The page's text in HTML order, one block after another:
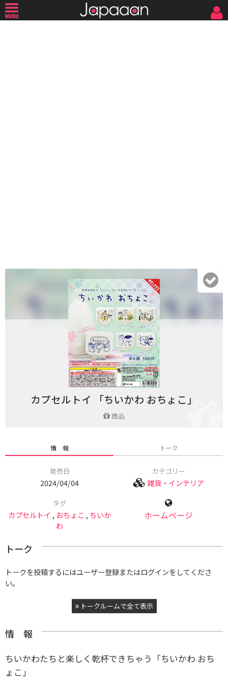
カプセルトイ 「ちいかわ おちょこ」
商品
情 報 トーク
発売日
2024/04/04
カテゴリー
雑貨・インテリア
タグ
カプセルトイ , おちょこ , ちいか
わ
ホームページ
トーク
トークを投稿するにはユーザー登録またはログインをしてくださ
い。
トークルームで全て表示
情 報
ちいかわたちと楽しく乾杯できちゃう「ちいかわ おち
ょこ」